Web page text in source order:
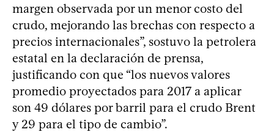
margen observada por un menor costo del
crudo, mejorando las brechas con respecto a
precios internacionales”, sostuvo la petrolera
estatal en la declaración de prensa,
justificando con que “los nuevos valores
promedio proyectados para 2017 a aplicar
son 49 dólares por barril para el crudo Brent
y 29 para el tipo de cambio”.